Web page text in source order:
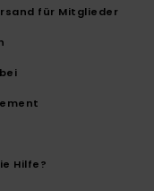
für Mitglieder
Hilfe?